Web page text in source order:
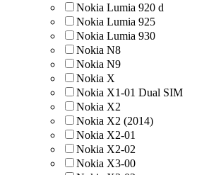
Nokia Lumia 920 d
Nokia Lumia 925
Nokia Lumia 930
Nokia N8
Nokia N9
Nokia X
Nokia X1-01 Dual SIM
Nokia X2
Nokia X2 (2014)
Nokia X2-01
Nokia X2-02
Nokia X3-00